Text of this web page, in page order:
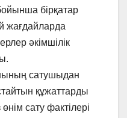
бірқатар
жағдайларда
әкімшілік
сатушыдан
құжаттарды
сату фактілері